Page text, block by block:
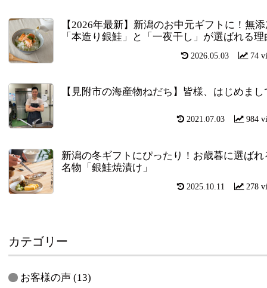
【2026年最新】新潟のお中元ギフトに！無
「本造り銀鮭」と「一夜干し」が選ばれる理
74
2026.05.03
【見附市の海産物ねだち】皆様、はじめまし
984
2021.07.03
新潟の冬ギフトにぴったり！お歳暮に選ばれ
名物「銀鮭焼漬け」
278
2025.10.11
カテゴリー
お客様の声 (13)